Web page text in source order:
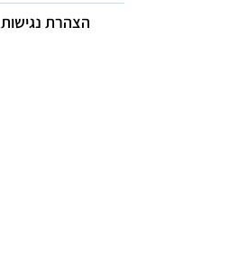
הצהרת נגישות